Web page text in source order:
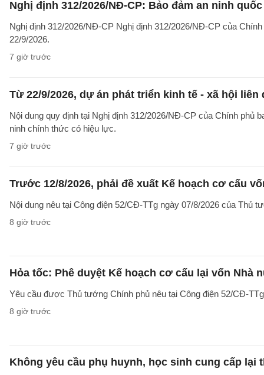
Nghị định 312/2026/NĐ-CP: Bảo đảm an ninh
Nghị định 312/2026/NĐ-CP Nghị định 312/2026/NĐ-CP của
22/9/2026.
7 giờ trước
Từ 22/9/2026, dự án phát triển kinh tế - xã hội
Nội dung quy định tại Nghị định 312/2026/NĐ-CP của Chính phủ
ninh chính thức có hiệu lực.
7 giờ trước
Trước 12/8/2026, phải đề xuất Kế hoạch cơ cấu
Nội dung nêu tại Công điện 52/CĐ-TTg ngày 07/8/2026 của Thủ
8 giờ trước
Hỏa tốc: Phê duyệt Kế hoạch cơ cấu lại vốn Nhà
Yêu cầu được Thủ tướng Chính phủ nêu tại Công điện 52/CĐ-
8 giờ trước
Không yêu cầu phụ huynh, học sinh cung cấp lại